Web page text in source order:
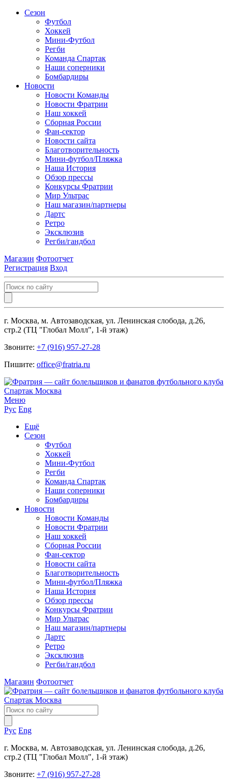
Сезон
Футбол
Хоккей
Мини-Футбол
Регби
Команда Спартак
Наши соперники
Бомбардиры
Новости
Новости Команды
Новости Фратрии
Наш хоккей
Сборная России
Фан-cектор
Новости сайта
Благотворительность
Мини-футбол/Пляжка
Наша История
Обзор прессы
Конкурсы Фратрии
Мир Ультрас
Наш магазин/партнеры
Дартс
Ретро
Эксклюзив
Регби/гандбол
Магазин Фотоотчет
Регистрация Вход
г. Москва, м. Автозаводская, ул. Ленинская слобода, д.26,
стр.2 (ТЦ "Глобал Молл", 1-й этаж)
Звоните: +7 (916) 957-27-28
Пишите: office@fratria.ru
Меню
Рус Eng
Ещё
Сезон
Футбол
Хоккей
Мини-Футбол
Регби
Команда Спартак
Наши соперники
Бомбардиры
Новости
Новости Команды
Новости Фратрии
Наш хоккей
Сборная России
Фан-cектор
Новости сайта
Благотворительность
Мини-футбол/Пляжка
Наша История
Обзор прессы
Конкурсы Фратрии
Мир Ультрас
Наш магазин/партнеры
Дартс
Ретро
Эксклюзив
Регби/гандбол
Магазин Фотоотчет
Рус Eng
г. Москва, м. Автозаводская, ул. Ленинская слобода, д.26,
стр.2 (ТЦ "Глобал Молл", 1-й этаж)
Звоните: +7 (916) 957-27-28